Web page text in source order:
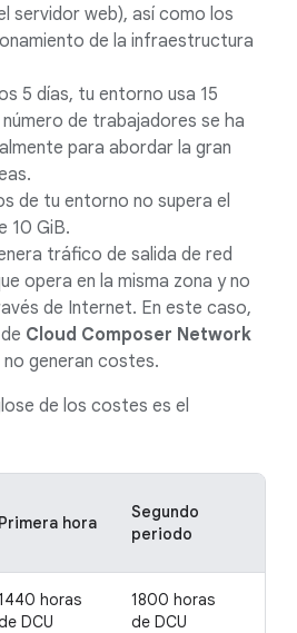
servidor web), así como los
de la infraestructura
5 días, tu entorno usa 15
número de trabajadores se ha
para abordar la gran
de tu entorno no supera el
10 GiB.
tráfico de salida de red
opera en la misma zona y no
de Internet. En este caso,
Cloud Composer Network
no generan costes.
de los costes es el
Primera hora
Segundo
periodo
horas
DCU
1800 horas
de DCU